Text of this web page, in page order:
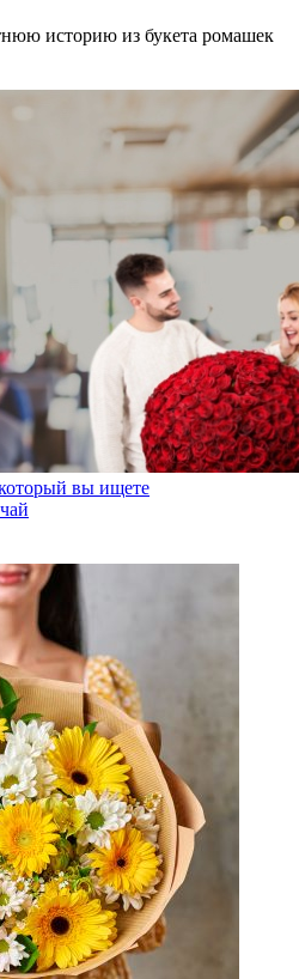
историю из букета ромашек
вы ищете